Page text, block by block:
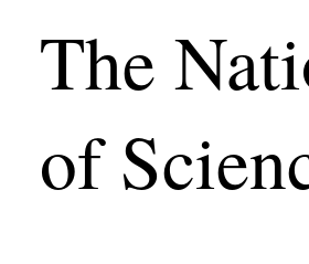
The
of